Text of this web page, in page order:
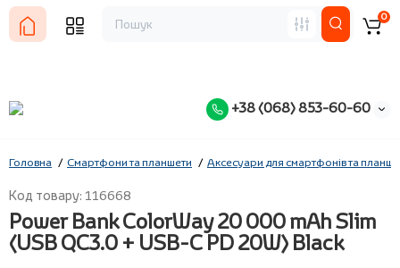
+38 (068) 853-60-60
0
Головна Смартфони та планшети Аксесуари для смартфонів та
Код товару: 116668
Power Bank ColorWay 20 000 mAh Slim
(USB QC3.0 + USB-C PD 20W) Black